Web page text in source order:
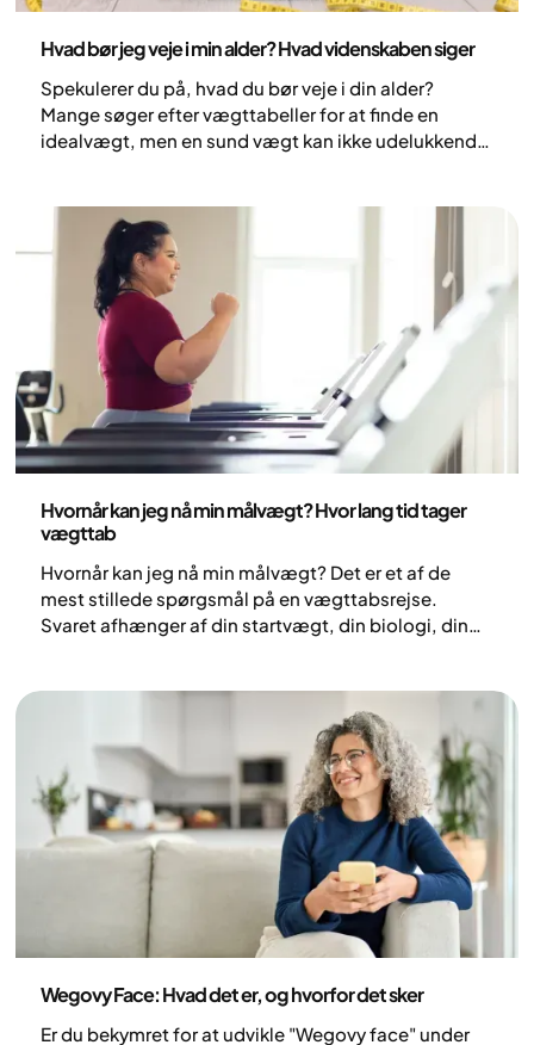
Hvad bør jeg veje i min alder? Hvad videnskaben siger
Spekulerer du på, hvad du bør veje i din alder?
Mange søger efter vægttabeller for at finde en
idealvægt, men en sund vægt kan ikke udelukkende
fedtet er lagret, er ofte langt vigtigere end tallet på
vægten. Læs, hvad videnskaben siger om alder, BMI
og, hvordan du finder din unikke sunde vægt.
Hvornår kan jeg nå min målvægt? Hvor lang tid tager
vægttab
Hvornår kan jeg nå min målvægt? Det er et af de
mest stillede spørgsmål på en vægttabsrejse.
Svaret afhænger af din startvægt, din biologi, din
Her forklarer vi, hvad der påvirker tempoet, hvorfor
en målvægt er mere en retning end et fast tal, og
hvordan Yazen støtter dig undervejs.
Wegovy Face: Hvad det er, og hvorfor det sker
Er du bekymret for at udvikle "Wegovy face" under